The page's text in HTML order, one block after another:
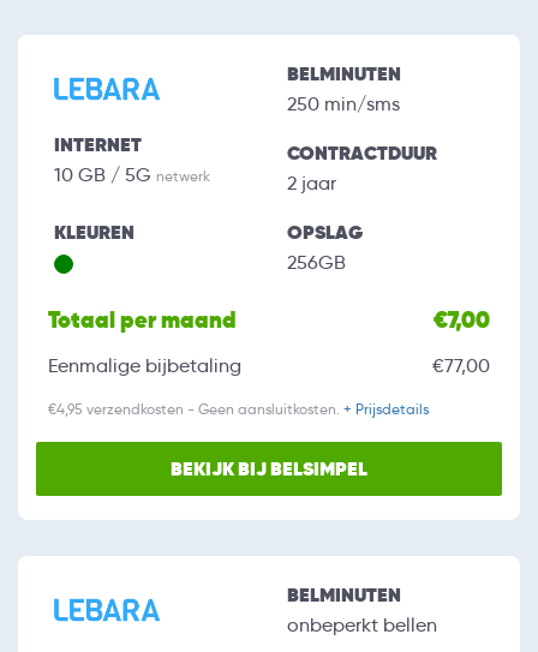
INTERNET
10 GB / 5G netwerk
BELMINUTEN
250 min/sms
CONTRACTDUUR
2 jaar
KLEUREN OPSLAG
256GB
Totaal per maand €7,00
Eenmalige bijbetaling €77,00
€4,95 verzendkosten - Geen aansluitkosten. + Prijsdetails
BEKIJK BIJ BELSIMPEL
BELMINUTEN
onbeperkt bellen